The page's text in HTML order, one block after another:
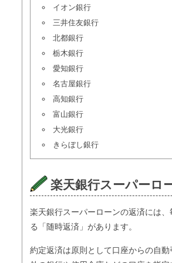
イオン銀行
三井住友銀行
北都銀行
栃木銀行
愛知銀行
名古屋銀行
高知銀行
富山銀行
大光銀行
きらぼし銀行
楽天銀行スーパーロ
楽天銀行スーパーローンの返済には
る「随時返済」があります。
約定返済は原則として口座からの自